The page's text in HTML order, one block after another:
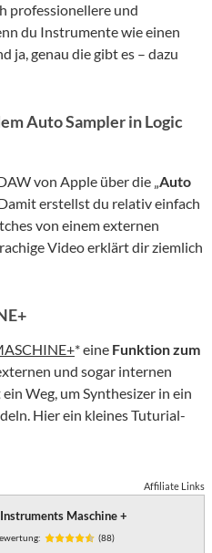
professionellere und
du Instrumente wie einen
ja, genau die gibt es – dazu
Auto Sampler in Logic
von Apple über die „Auto
erstellst du relativ einfach
von einem externen
Video erklärt dir ziemlich
* eine Funktion zum
und sogar internen
Weg, um Synthesizer in ein
Hier ein kleines Tuturial-
Affiliate Links
Maschine +
(88)